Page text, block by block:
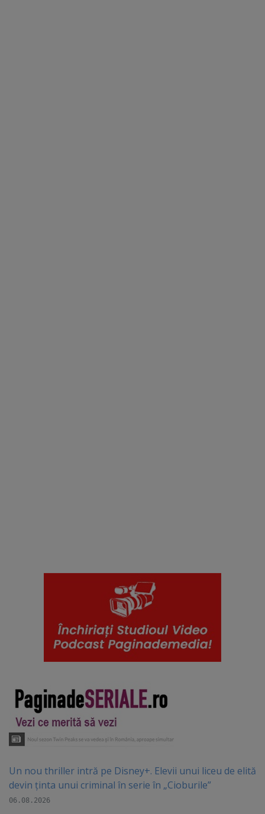
Un nou thriller intră pe Disney+. Elevii unui liceu de elită
devin ținta unui criminal în serie în „Cioburile”
06.08.2026